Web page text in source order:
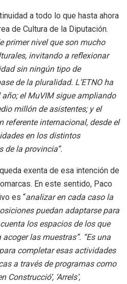
a todo lo que hasta ahora
de Cultura de la Diputación.
primer nivel que son mucho
invitando a reflexionar
sin ningún tipo de
de la pluralidad. L’ETNO ha
el MuVIM sigue ampliando
millón de asistentes; y el
referente internacional, desde el
en los distintos
de la provincia”.
exenta de esa intención de
En este sentido, Paco
es “analizar en cada caso la
puedan adaptarse para
los espacios de los que
las muestras”. “Es una
completar esas actividades
a través de programas como
Construcció’, ‘Arrels’,